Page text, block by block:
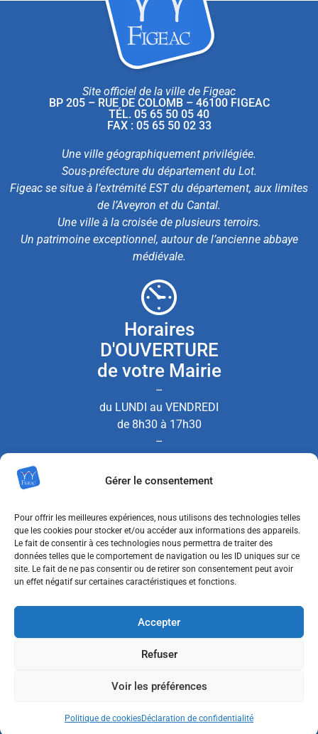
Gérer le consentement
Pour offrir les meilleures expériences, nous utilisons des technologies telles
que les cookies pour stocker et/ou accéder aux informations des appareils.
Le fait de consentir à ces technologies nous permettra de traiter des
données telles que le comportement de navigation ou les ID uniques sur ce
site. Le fait de ne pas consentir ou de retirer son consentement peut avoir
un effet négatif sur certaines caractéristiques et fonctions.
Accepter
Refuser
Voir les préférences
Politique de cookiesDéclaration de confidentialité
Site officiel de la ville de Figeac
BP 205 – RUE DE COLOMB – 46100 FIGEAC
TÉL. 05 65 50 05 40
FAX : 05 65 50 02 33
Une ville géographiquement privilégiée.
Sous-préfecture du département du Lot.
Figeac se situe à l’extrémité EST du département, aux limites
de l’Aveyron et du Cantal.
Une ville à la croisée de plusieurs terroirs.
Un patrimoine exceptionnel, autour de l’ancienne abbaye
médiévale.
Horaires
D'OUVERTURE
de votre Mairie
–
du LUNDI au VENDREDI
de 8h30 à 17h30
–
Nous contacter
MENTIONS LÉGALES
POLITIQUE DE CONFIDENTIALITÉ